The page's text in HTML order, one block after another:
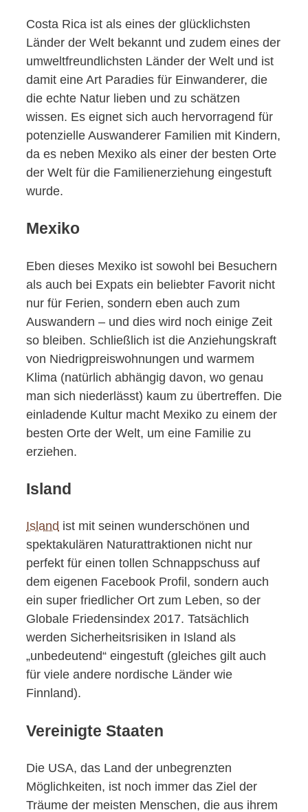
Costa Rica ist als eines der glücklichsten
Länder der Welt bekannt und zudem eines der
umweltfreundlichsten Länder der Welt und ist
damit eine Art Paradies für Einwanderer, die
die echte Natur lieben und zu schätzen
wissen. Es eignet sich auch hervorragend für
potenzielle Auswanderer Familien mit Kindern,
da es neben Mexiko als einer der besten Orte
der Welt für die Familienerziehung eingestuft
wurde.
Mexiko
Eben dieses Mexiko ist sowohl bei Besuchern
als auch bei Expats ein beliebter Favorit nicht
nur für Ferien, sondern eben auch zum
Auswandern – und dies wird noch einige Zeit
so bleiben. Schließlich ist die Anziehungskraft
von Niedrigpreiswohnungen und warmem
Klima (natürlich abhängig davon, wo genau
man sich niederlässt) kaum zu übertreffen. Die
einladende Kultur macht Mexiko zu einem der
besten Orte der Welt, um eine Familie zu
erziehen.
Island
Island ist mit seinen wunderschönen und
spektakulären Naturattraktionen nicht nur
perfekt für einen tollen Schnappschuss auf
dem eigenen Facebook Profil, sondern auch
ein super friedlicher Ort zum Leben, so der
Globale Friedensindex 2017. Tatsächlich
werden Sicherheitsrisiken in Island als
„unbedeutend“ eingestuft (gleiches gilt auch
für viele andere nordische Länder wie
Finnland).
Vereinigte Staaten
Die USA, das Land der unbegrenzten
Möglichkeiten, ist noch immer das Ziel der
Träume der meisten Menschen, die aus ihrem